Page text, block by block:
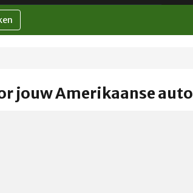
jouw Amerikaanse auto